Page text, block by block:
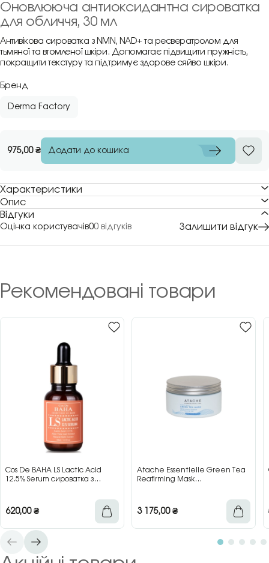
Оновлююча антиоксидантна сироватка
для обличчя, 30 мл
Антивікова сироватка з NMN, NAD+ та ресвератролом для
тьмяної та втомленої шкіри. Допомагає підвищити пружність,
покращити текстуру та підтримує здорове сяйво шкіри.
Бренд
Derma Factory
975,00₴ Додати до кошика
Характеристики
Опис
Відгуки
Оцінка користувачів00 відгуків Залишити відгук
Рекомендовані товари
Cos De BAHA LS Lactic Acid
12.5% Serum сироватка з
620,00₴
Atache Essentielle Green Tea
Reafirming Mask
3 175,00₴